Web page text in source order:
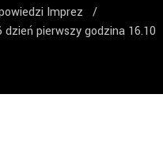
Imprez
/
dzień pierwszy godzina 16.10